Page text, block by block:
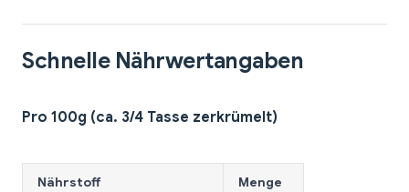
Schnelle Nährwertangaben
Pro 100g (ca. 3/4 Tasse zerkrümelt)
Nährstoff Menge